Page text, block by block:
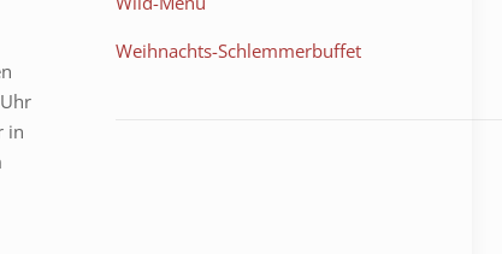
in
Weihnachts-Schlemmerbuffet